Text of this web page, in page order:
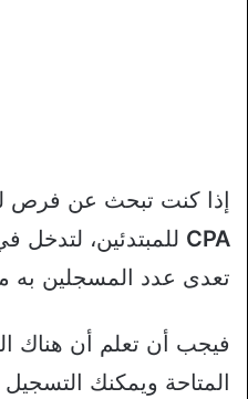
إذا كنت تبحث عن فرص
CPA للمبتدئين، لتدخل
تعدى عدد المسجلين به
فيجب أن تعلم أن هناك
المتاحة ويمكنك